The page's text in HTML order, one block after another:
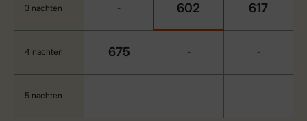
3 nachten - 602 617
4 nachten 675 - -
5 nachten - - -